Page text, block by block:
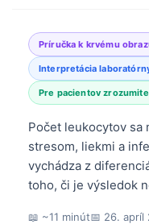
Príručka k krvému
Interpretácia
Pre pacientov
Počet leukocytov sa
stresom, liekmi a
vychádza z
toho, či je výsledok
📖 ~11 minút📅 26. apríl